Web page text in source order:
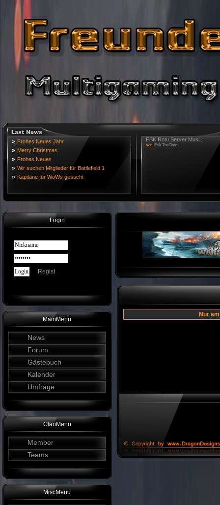
» Frohes Neues Jahr
» Merry Christmas
» Frohes Neues
» Wir suchen Mitglieder für Battlefield 1
» Kapitäne für WoWs gesucht
FSK Rotu Server Musi...
Von: Erik The Born
Login
Regist
MainMenü
News
Forum
Gästebuch
Kalender
Umfrage
ClanMenü
Member
Teams
MiscMenü
Nur